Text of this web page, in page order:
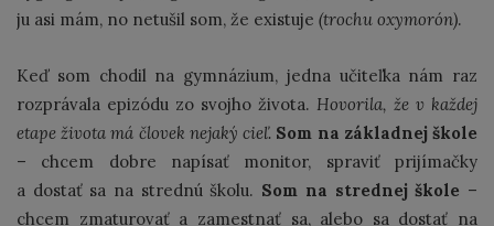
ju asi mám, no netušil som, že existuje (trochu oxymorón).
Keď som chodil na gymnázium, jedna učiteľka nám raz
rozprávala epizódu zo svojho života. Hovorila, že v každej
etape života má človek nejaký cieľ. Som na základnej škole
– chcem dobre napísať monitor, spraviť prijímačky
a dostať sa na strednú školu. Som na strednej škole –
chcem zmaturovať a zamestnať sa, alebo sa dostať na